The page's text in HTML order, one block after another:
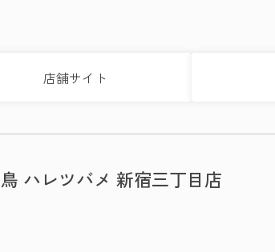
店舗サイト
ハレツバメ 新宿三丁目店